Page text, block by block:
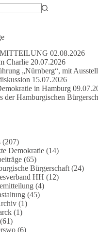
02.08.2026
Charlie 20.07.2026
„Nürnberg“, mit
15.07.2026
in Hamburg
der Hamburgischen
(207)
Demokratie (14)
(65)
Bürgerschaft (24)
HH (12)
(4)
(45)
(1)
(1)
(61)
(6)